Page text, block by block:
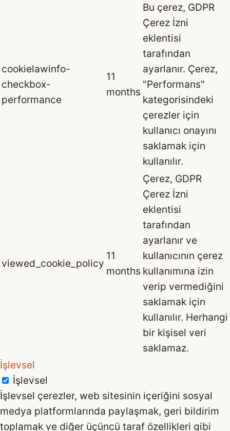
cookielawinfo-
checkbox-
performance
11
months
Bu çerez, GDPR
Çerez İzni
eklentisi
tarafından
ayarlanır. Çerez,
"Performans"
kategorisindeki
çerezler için
kullanıcı onayını
saklamak için
kullanılır.
viewed_cookie_policy
11
months
Çerez, GDPR
Çerez İzni
eklentisi
tarafından
ayarlanır ve
kullanıcının çerez
kullanımına izin
verip vermediğini
saklamak için
kullanılır. Herhangi
bir kişisel veri
saklamaz.
İşlevsel
İşlevsel
İşlevsel çerezler, web sitesinin içeriğini sosyal
medya platformlarında paylaşmak, geri bildirim
toplamak ve diğer üçüncü taraf özellikleri gibi